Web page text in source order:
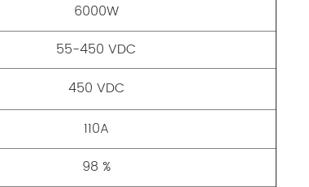
6000W
55-450 VDC
450 VDC
110A
98 %